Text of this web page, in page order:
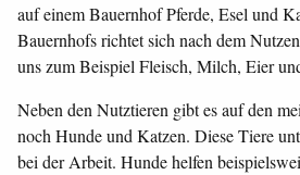
auf einem Bauernhof Pferde, Esel und
Bauernhofs richtet sich nach dem
uns zum Beispiel Fleisch, Milch, Eier
Neben den Nutztieren gibt es auf den
noch Hunde und Katzen. Diese Tiere
bei der Arbeit. Hunde helfen